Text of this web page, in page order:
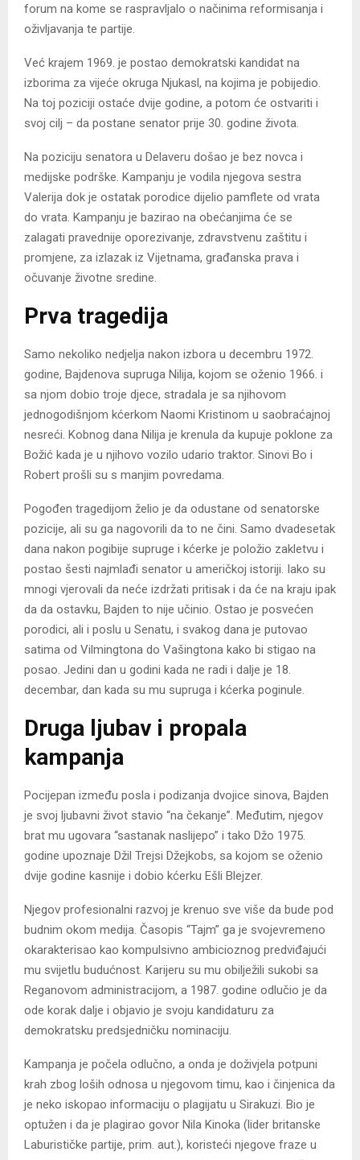
forum na kome se raspravljalo o načinima reformisanja i
oživljavanja te partije.
Već krajem 1969. je postao demokratski kandidat na
izborima za vijeće okruga Njukasl, na kojima je pobijedio.
Na toj poziciji ostaće dvije godine, a potom će ostvariti i
svoj cilj – da postane senator prije 30. godine života.
Na poziciju senatora u Delaveru došao je bez novca i
medijske podrške. Kampanju je vodila njegova sestra
Valerija dok je ostatak porodice dijelio pamflete od vrata
do vrata. Kampanju je bazirao na obećanjima će se
zalagati pravednije oporezivanje, zdravstvenu zaštitu i
promjene, za izlazak iz Vijetnama, građanska prava i
očuvanje životne sredine.
Prva tragedija
Samo nekoliko nedjelja nakon izbora u decembru 1972.
godine, Bajdenova supruga Nilija, kojom se oženio 1966. i
sa njom dobio troje djece, stradala je sa njihovom
jednogodišnjom kćerkom Naomi Kristinom u saobraćajnoj
nesreći. Kobnog dana Nilija je krenula da kupuje poklone za
Božić kada je u njihovo vozilo udario traktor. Sinovi Bo i
Robert prošli su s manjim povredama.
Pogođen tragedijom želio je da odustane od senatorske
pozicije, ali su ga nagovorili da to ne čini. Samo dvadesetak
dana nakon pogibije supruge i kćerke je položio zakletvu i
postao šesti najmlađi senator u američkoj istoriji. Iako su
mnogi vjerovali da neće izdržati pritisak i da će na kraju ipak
da da ostavku, Bajden to nije učinio. Ostao je posvećen
porodici, ali i poslu u Senatu, i svakog dana je putovao
satima od Vilmingtona do Vašingtona kako bi stigao na
posao. Jedini dan u godini kada ne radi i dalje je 18.
decembar, dan kada su mu supruga i kćerka poginule.
Druga ljubav i propala
kampanja
Pocijepan između posla i podizanja dvojice sinova, Bajden
je svoj ljubavni život stavio “na čekanje”. Međutim, njegov
brat mu ugovara “sastanak naslijepo” i tako Džo 1975.
godine upoznaje Džil Trejsi Džejkobs, sa kojom se oženio
dvije godine kasnije i dobio kćerku Ešli Blejzer.
Njegov profesionalni razvoj je krenuo sve više da bude pod
budnim okom medija. Časopis “Tajm” ga je svojevremeno
okarakterisao kao kompulsivno ambicioznog predviđajući
mu svijetlu budućnost. Karijeru su mu obilježili sukobi sa
Reganovom administracijom, a 1987. godine odlučio je da
ode korak dalje i objavio je svoju kandidaturu za
demokratsku predsjedničku nominaciju.
Kampanja je počela odlučno, a onda je doživjela potpuni
krah zbog loših odnosa u njegovom timu, kao i činjenica da
je neko iskopao informaciju o plagijatu u Sirakuzi. Bio je
optužen i da je plagirao govor Nila Kinoka (lider britanske
Laburističke partije, prim. aut.), koristeći njegove fraze u